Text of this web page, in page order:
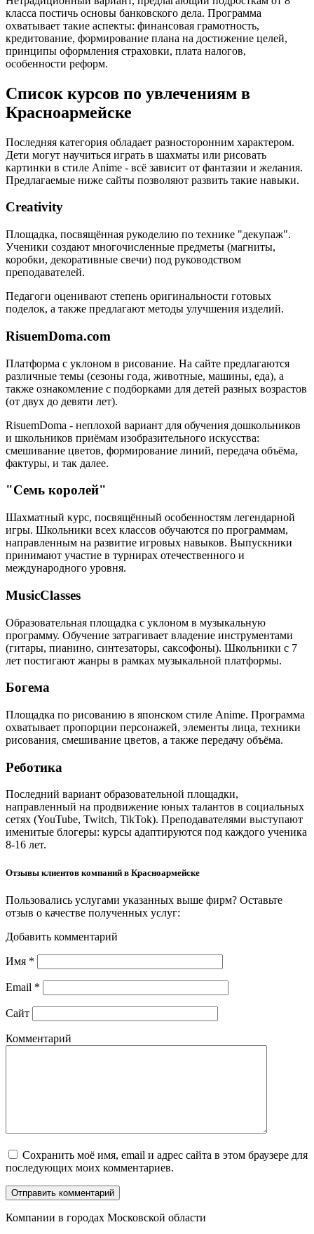
класса постичь основы банковского дела. Программа
охватывает такие аспекты: финансовая грамотность,
кредитование, формирование плана на достижение целей,
принципы оформления страховки, плата налогов,
особенности реформ.
Список курсов по увлечениям в
Красноармейске
Последняя категория обладает разносторонним характером.
Дети могут научиться играть в шахматы или рисовать
картинки в стиле Anime - всё зависит от фантазии и желания.
Предлагаемые ниже сайты позволяют развить такие навыки.
Creativity
Площадка, посвящённая рукоделию по технике "декупаж".
Ученики создают многочисленные предметы (магниты,
коробки, декоративные свечи) под руководством
преподавателей.
Педагоги оценивают степень оригинальности готовых
поделок, а также предлагают методы улучшения изделий.
RisuemDoma.com
Платформа с уклоном в рисование. На сайте предлагаются
различные темы (сезоны года, животные, машины, еда), а
также ознакомление с подборками для детей разных возрастов
(от двух до девяти лет).
RisuemDoma - неплохой вариант для обучения дошкольников
и школьников приёмам изобразительного искусства:
смешивание цветов, формирование линий, передача объёма,
фактуры, и так далее.
"Семь королей"
Шахматный курс, посвящённый особенностям легендарной
игры. Школьники всех классов обучаются по программам,
направленным на развитие игровых навыков. Выпускники
принимают участие в турнирах отечественного и
международного уровня.
MusicClasses
Образовательная площадка с уклоном в музыкальную
программу. Обучение затрагивает владение инструментами
(гитары, пианино, синтезаторы, саксофоны). Школьники с 7
лет постигают жанры в рамках музыкальной платформы.
Богема
Площадка по рисованию в японском стиле Anime. Программа
охватывает пропорции персонажей, элементы лица, техники
рисования, смешивание цветов, а также передачу объёма.
Реботика
Последний вариант образовательной площадки,
направленный на продвижение юных талантов в социальных
сетях (YouTube, Twitch, TikTok). Преподавателями выступают
именитые блогеры: курсы адаптируются под каждого ученика
8-16 лет.
Отзывы клиентов компаний в Красноармейске
Пользовались услугами указанных выше фирм? Оставьте
отзыв о качестве полученных услуг:
Добавить комментарий
Имя *
Email *
Сайт
Комментарий
Сохранить моё имя, email и адрес сайта в этом браузере для
последующих моих комментариев.
Компании в городах Московской области